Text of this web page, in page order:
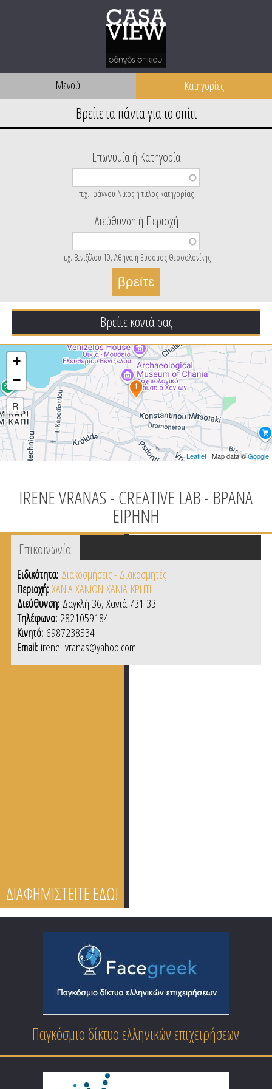
Μενού
Επωνυμία ή Κατηγορία
π.χ. Ιωάννου Νίκος ή τίτλος κατηγορίας
Διεύθυνση ή Περιοχή
π.χ. Βενιζέλου 10, Αθήνα ή Εύοσμος Θεσσαλονίκης
Βρείτε κοντά σας
1
+
−
R
Leaflet | Map data ©Google
IRENE VRANAS - CREATIVE LAB - ΒΡΑΝΑ
ΕΙΡΗΝΗ
Tabs group καταχώρησης
Επικοινωνία
tab)
Ειδικότητα: Διακοσμήσεις - Διακοσμητές
Περιοχή:ΧΑΝΙΑ ΧΑΝΙΩΝ ΧΑΝΙΑ ΚΡΗΤΗ
Διεύθυνση: Δαγκλή 36, Χανιά 731 33
Τηλέφωνο: 2821059184
Κινητό: 6987238534
Email: irene_vranas@yahoo.com
ΔΙΑΦΗΜΙΣΤΕΙΤΕ ΕΔΩ!
Παγκόσμιο δίκτυο ελληνικών επιχειρήσεων